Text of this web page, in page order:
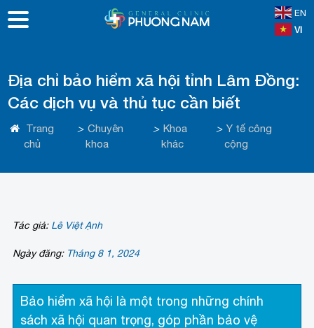
EN
VI
Địa chỉ bảo hiểm xã hội tỉnh Lâm Đồng:
Các dịch vụ và thủ tục cần biết
Trang
chủ
> Chuyên
khoa
> Khoa
khác
> Y tế công
cộng
Tác giả: Lê Việt Ạnh
Ngày đăng: Tháng 8 1, 2024
Bảo hiểm xã hội là một trong những chính
sách xã hội quan trọng, góp phần bảo vệ